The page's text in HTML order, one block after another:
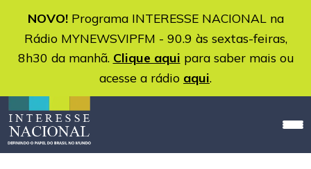
NOVO!Programa INTERESSE NACIONAL na
Rádio MYNEWSVIPFM - 90.9 às sextas-feiras,
8h30 da manhã. Clique aqui para saber mais ou
acesse a rádio aqui.